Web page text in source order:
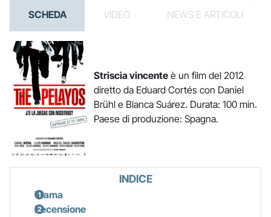
SCHEDA VIDEO NEWS E ARTICOLI
Striscia vincenteè un film del 2012
diretto da Eduard Cortés con Daniel
Brühl e Blanca Suárez. Durata: 100 min.
Paese di produzione: Spagna.
INDICE
Trama
Recensione